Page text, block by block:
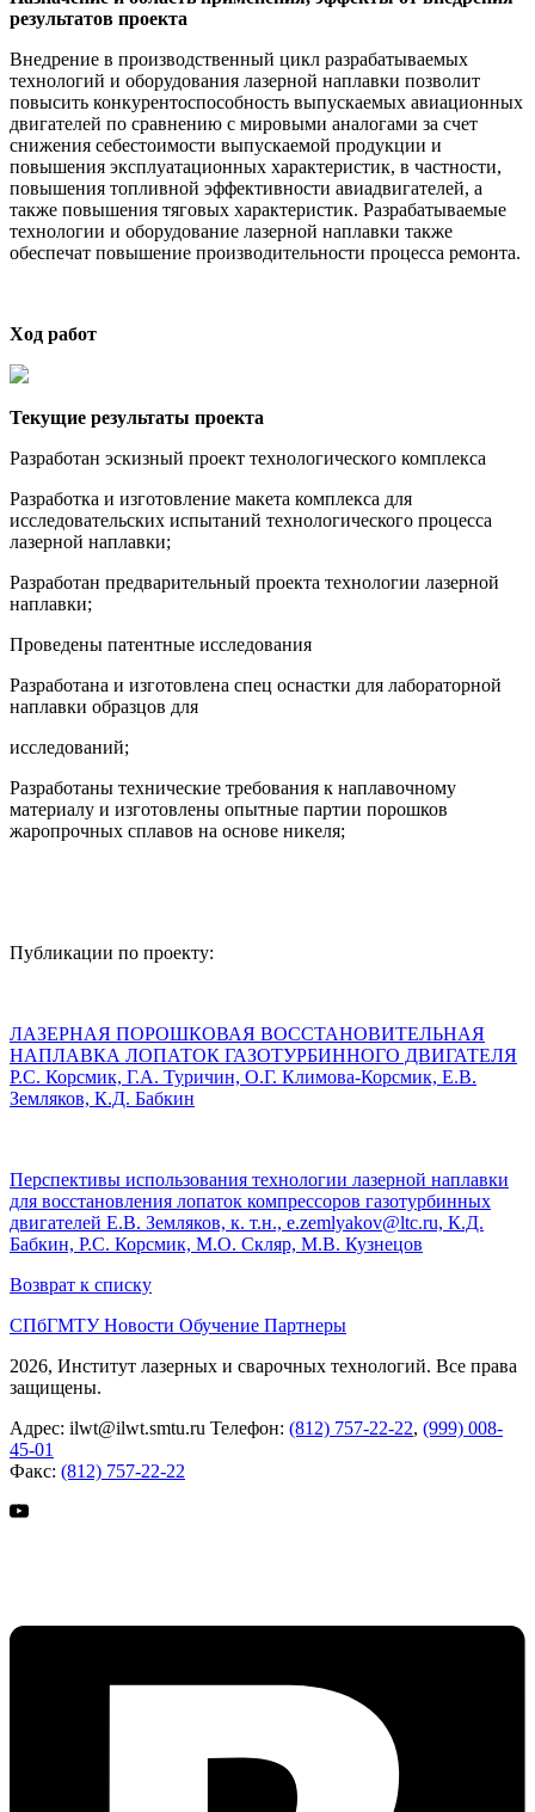
результатов проекта
Внедрение в производственный цикл разрабатываемых
технологий и оборудования лазерной наплавки позволит
повысить конкурентоспособность выпускаемых авиационных
двигателей по сравнению с мировыми аналогами за счет
снижения себестоимости выпускаемой продукции и
повышения эксплуатационных характеристик, в частности,
повышения топливной эффективности авиадвигателей, а
также повышения тяговых характеристик. Разрабатываемые
технологии и оборудование лазерной наплавки также
обеспечат повышение производительности процесса ремонта.
Ход работ
Текущие результаты проекта
Разработан эскизный проект технологического комплекса
Разработка и изготовление макета комплекса для
исследовательских испытаний технологического процесса
лазерной наплавки;
Разработан предварительный проекта технологии лазерной
наплавки;
Проведены патентные исследования
Разработана и изготовлена спец оснастки для лабораторной
наплавки образцов для
исследований;
Разработаны технические требования к наплавочному
материалу и изготовлены опытные партии порошков
жаропрочных сплавов на основе никеля;
Публикации по проекту:
ЛАЗЕРНАЯ ПОРОШКОВАЯ ВОССТАНОВИТЕЛЬНАЯ
НАПЛАВКА ЛОПАТОК ГАЗОТУРБИННОГО ДВИГАТЕЛЯ
Р.С. Корсмик, Г.А. Туричин, О.Г. Климова-Корсмик, Е.В.
Земляков, К.Д. Бабкин
Перспективы использования технологии лазерной наплавки
для восстановления лопаток компрессоров газотурбинных
двигателей Е.В. Земляков, к. т.н., e.zemlyakov@ltc.ru, К.Д.
Бабкин, Р.С. Корсмик, М.О. Скляр, М.В. Кузнецов
Возврат к списку
СПбГМТУНовости Обучение Партнеры
2026, Институт лазерных и сварочных технологий. Все права
защищены.
Адрес: ilwt@ilwt.smtu.ru Телефон: (812) 757-22-22, (999) 008-
45-01
Факс: (812) 757-22-22